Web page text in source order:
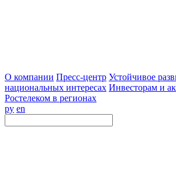
О компании Пресс-центр Устойчивое
национальных интересах Инвесторам и
Ростелеком в регионах
ру en